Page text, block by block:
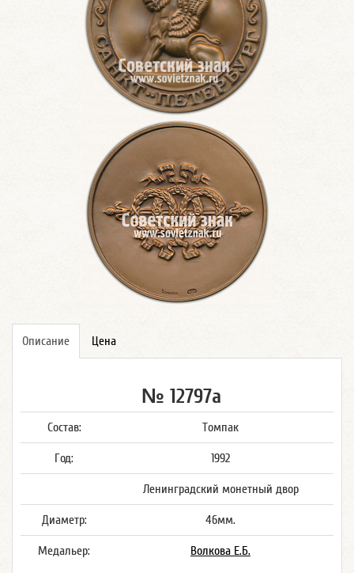
Описание Цена
№ 12797а
Состав: Томпак
Год: 1992
Ленинградский монетный двор
Диаметр: 46мм.
Медальер: Волкова Е.Б.